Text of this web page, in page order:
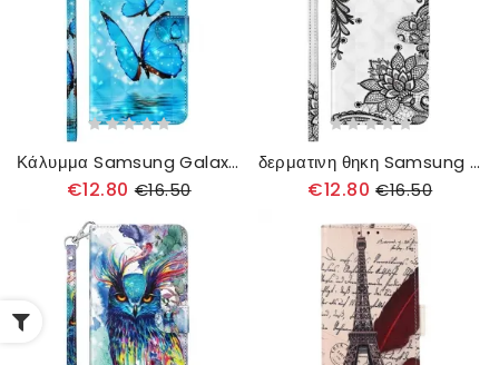
Κάλυμμα Samsung Galaxy A13 5G Πετώντας Μπλε Πεταλούδες
€12.80 €16.50
δερματινη θηκη Samsung Galaxy A13 5G Κομψή Δαντέλα
€12.80 €16.50